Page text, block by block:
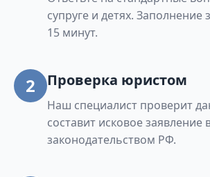
супруге и детях. Заполнение
15 минут.
2 Проверка юристом
Наш специалист проверит
составит исковое заявление
законодательством РФ.